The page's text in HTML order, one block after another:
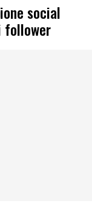
social
follower